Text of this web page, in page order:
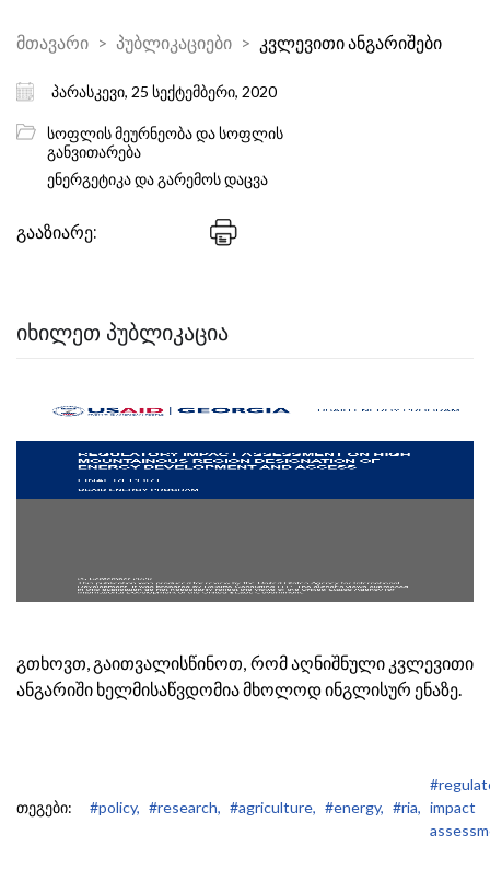
მთავარი პუბლიკაციები კვლევითი ანგარიშები
პარასკევი, 25 სექტემბერი, 2020
სოფლის მეურნეობა და სოფლის
განვითარება
ენერგეტიკა და გარემოს დაცვა
გააზიარე:
ᲘᲮᲘᲚᲔᲗ ᲞᲣᲑᲚᲘᲙᲐᲪᲘᲐ
გთხოვთ, გაითვალისწინოთ, რომ აღნიშნული კვლევითი
ანგარიში ხელმისაწვდომია მხოლოდ ინგლისურ ენაზე.
თეგები: #policy, #research, #agriculture, #energy, #ria, impact